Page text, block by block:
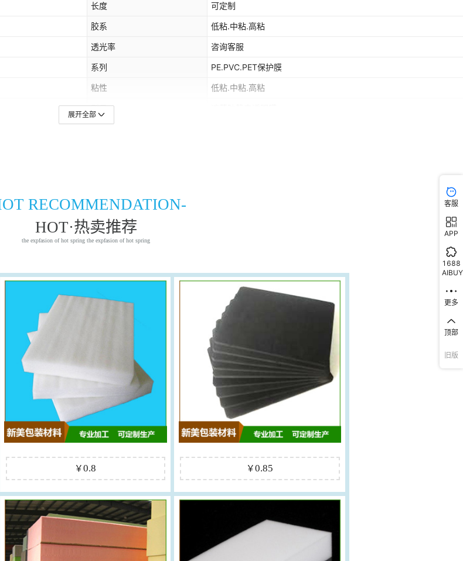
长度 可定制
胶系 低粘.中粘.高粘
透光率 咨询客服
系列 PE.PVC.PET保护膜
粘性 低粘.中粘.高粘
型号
展开全部
客服
APP
1688
AIBUY
更多
顶部
旧版